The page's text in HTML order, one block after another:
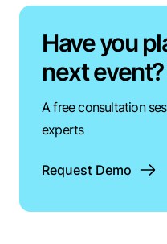
Have you
next event?
A free consultation
experts
Request Demo